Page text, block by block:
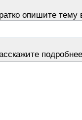
опишите тему